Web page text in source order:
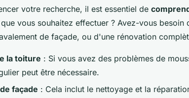
votre recherche, il est essentiel de
vous souhaitez effectuer ? Avez-vous besoin
de façade, ou d'une rénovation
la toiture : Si vous avez des problèmes de
peut être nécessaire.
façade : Cela inclut le nettoyage et la